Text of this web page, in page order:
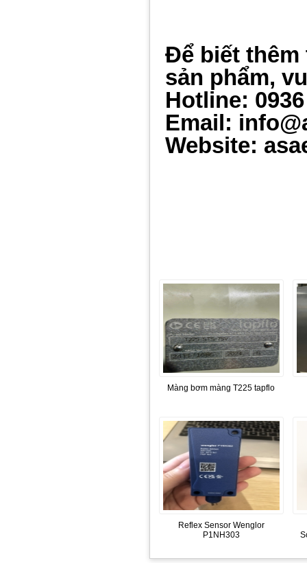
Để biết thêm
sản phẩm,
Hotline:
Email:
Website:
Màng bơm màng T225 tapflo
Reflex Sensor Wenglor
P1NH303